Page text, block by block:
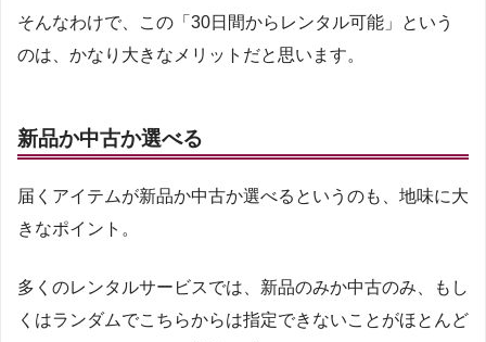
そんなわけで、この「30日間からレンタル可能」という
のは、かなり大きなメリットだと思います。
新品か中古か選べる
届くアイテムが新品か中古か選べるというのも、地味に大
きなポイント。
多くのレンタルサービスでは、新品のみか中古のみ、もし
くはランダムでこちらからは指定できないことがほとんど